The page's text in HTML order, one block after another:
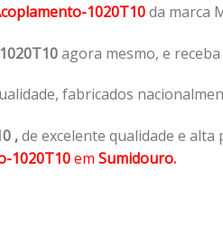
1020T10da marca
agora mesmo, e
fabricados
,de excelente qualidade e
1020T10em Sumidouro.